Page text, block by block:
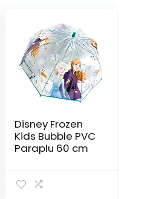
Disney Frozen
Kids Bubble PVC
Paraplu 60 cm